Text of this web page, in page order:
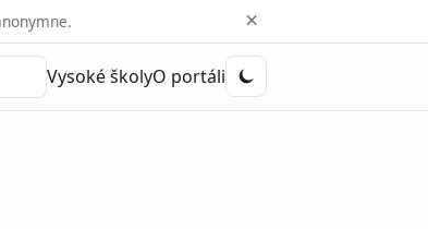
×
Vysoké školyO portáli